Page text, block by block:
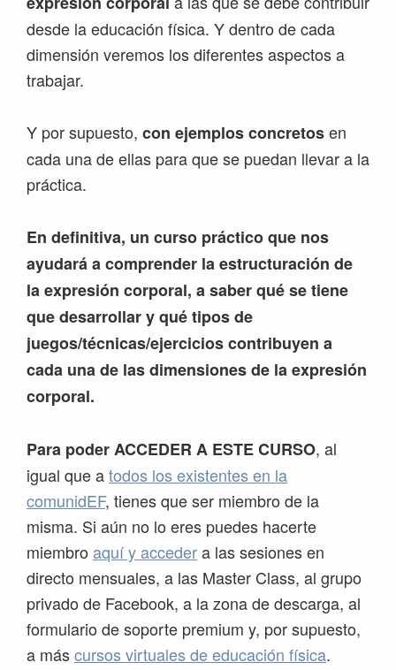
desde la educación física. Y dentro de cada
dimensión veremos los diferentes aspectos a
trabajar.
Y por supuesto, con ejemplos concretosen
cada una de ellas para que se puedan llevar a la
práctica.
En definitiva, un curso práctico que nos
ayudará a comprender la estructuración de
la expresión corporal, a saber qué se tiene
que desarrollar y qué tipos de
juegos/técnicas/ejercicios contribuyen a
cada una de las dimensiones de la expresión
corporal.
Para poder ACCEDER A ESTE CURSO, al
igual que atodos los existentes en la
comunidEF, tienes que ser miembro de la
misma. Si aún no lo eres puedes hacerte
miembro aquí y accedera las sesiones en
directo mensuales, a las Master Class, al grupo
privado de Facebook, a la zona de descarga, al
formulario de soporte premium y, por supuesto,
a máscursos virtuales de educación física.